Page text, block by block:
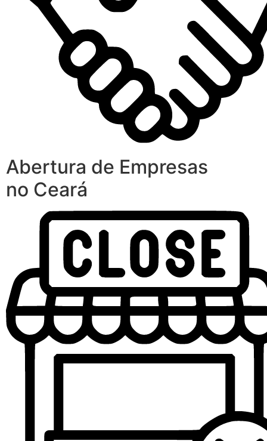
Abertura de Empresas
no Ceará